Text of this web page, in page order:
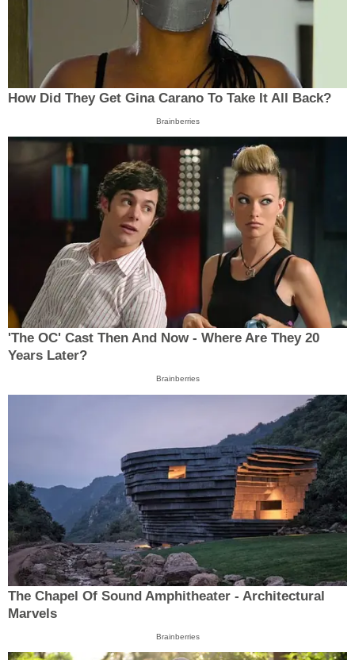
How Did They Get Gina Carano To Take It All Back?
Brainberries
'The OC' Cast Then And Now - Where Are They 20
Years Later?
Brainberries
The Chapel Of Sound Amphitheater - Architectural
Marvels
Brainberries